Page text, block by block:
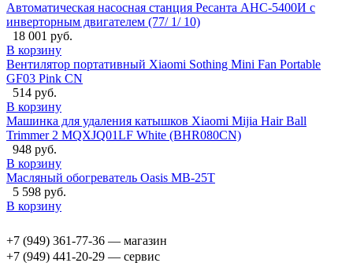
Автоматическая насосная станция Ресанта АНС-5400И с
инверторным двигателем (77/ 1/ 10)
18 001 руб.
В корзину
Вентилятор портативный Xiaomi Sothing Mini Fan Portable
GF03 Pink CN
514 руб.
В корзину
Машинка для удаления катышков Xiaomi Mijia Hair Ball
Trimmer 2 MQXJQ01LF White (BHR080CN)
948 руб.
В корзину
Масляный обогреватель Oasis MB-25T
5 598 руб.
В корзину
+7 (949) 361-77-36 — магазин
+7 (949) 441-20-29 — сервис